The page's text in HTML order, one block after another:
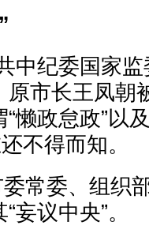
中纪委国家
市长王凤朝
懒政怠政”以
不得而知。
常委、组织
妄议中央”。